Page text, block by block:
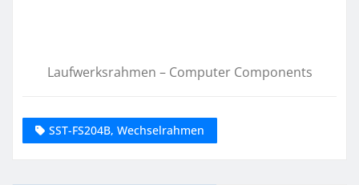
Laufwerksrahmen – Computer Components
SST-FS204B, Wechselrahmen